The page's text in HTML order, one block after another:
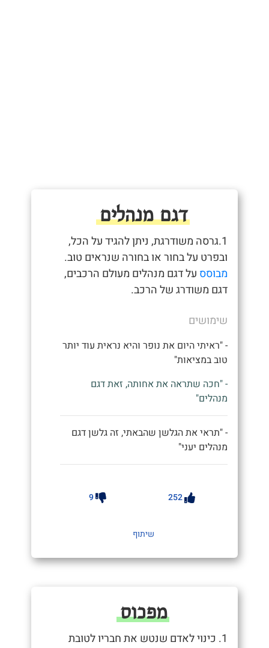
דגם מנהלים
1.גרסה משודרגת, ניתן להגיד על הכל,
ובפרט על בחור או בחורה שנראים טוב.
מבוסס על דגם מנהלים מעולם הרכבים,
דגם משודרג של הרכב.
שימושים
- "ראיתי היום את נופר והיא נראית עוד יותר
טוב במציאות"
- "חכה שתראה את אחותה, זאת דגם
מנהלים"
- "תראי את הגלשן שהבאתי, זה גלשן דגם
מנהלים יעני"
252
9
שיתוף
מפכוס
1. כינוי לאדם שנטש את חבריו לטובת